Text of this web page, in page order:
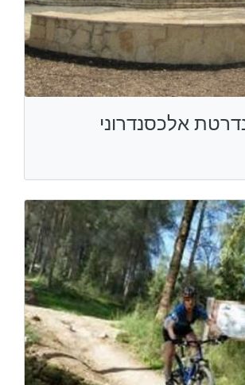
אלכסנדרוני